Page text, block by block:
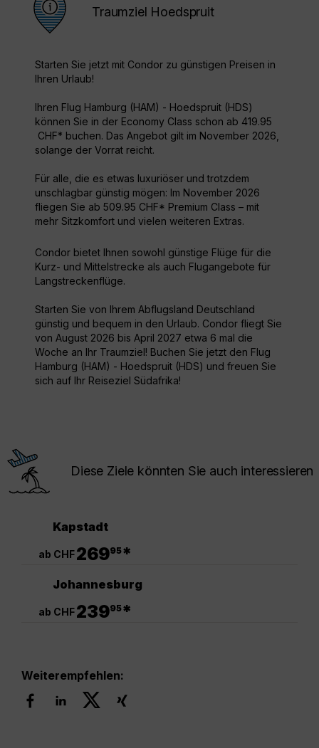
Traumziel Hoedspruit
Starten Sie jetzt mit Condor zu günstigen Preisen in
Ihren Urlaub!
Ihren Flug Hamburg (HAM) - Hoedspruit (HDS)
können Sie in der Economy Class schon ab 419.95
CHF* buchen. Das Angebot gilt im November 2026,
solange der Vorrat reicht.
Für alle, die es etwas luxuriöser und trotzdem
unschlagbar günstig mögen: Im November 2026
fliegen Sie ab 509.95 CHF* Premium Class – mit
mehr Sitzkomfort und vielen weiteren Extras.
Condor bietet Ihnen sowohl günstige Flüge für die
Kurz- und Mittelstrecke als auch Flugangebote für
Langstreckenflüge.
Starten Sie von Ihrem Abflugsland Deutschland
günstig und bequem in den Urlaub. Condor fliegt Sie
von August 2026 bis April 2027 etwa 6 mal die
Woche an Ihr Traumziel! Buchen Sie jetzt den Flug
Hamburg (HAM) - Hoedspruit (HDS) und freuen Sie
sich auf Ihr Reiseziel Südafrika!
Diese Ziele könnten Sie auch interessieren
Kapstadt
ab CHF26995*
Johannesburg
ab CHF23995*
Weiterempfehlen: